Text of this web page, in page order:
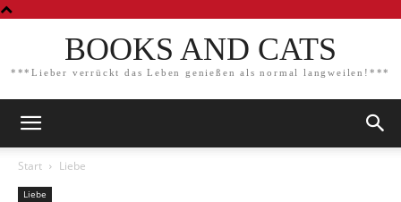
BOOKS AND CATS
***Lieber verrückt das Leben genießen als normal langweilen!***
Start Liebe
Liebe